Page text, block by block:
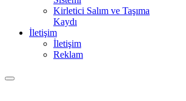
Kirletici Salım ve Taşıma
Kaydı
İletişim
İletişim
Reklam